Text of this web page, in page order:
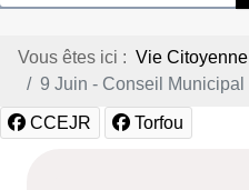
Vous êtes ici : Vie Citoyenne
9 Juin - Conseil Municipal
CCEJR Torfou